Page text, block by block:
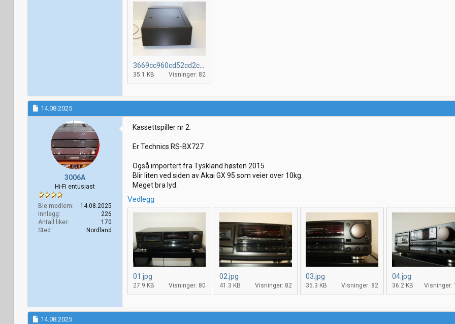
35.1 KB Visninger: 82
14.08.2025
3006A
Hi-Fi entusiast
Ble medlem
14.08.2025
Innlegg
226
Antall liker
170
Sted
Nordland
Kassettspiller nr 2.
Er Technics RS-BX727
Også importert fra Tyskland høsten 2015
Blir liten ved siden av Akai GX 95 som veier over 10kg.
Meget bra lyd.
Vedlegg
01.jpg
27.9 KB Visninger: 80
02.jpg
41.3 KB Visninger: 82
03.jpg
35.3 KB Visninger: 82
04.jpg
36.2 KB Visninger:
14.08.2025